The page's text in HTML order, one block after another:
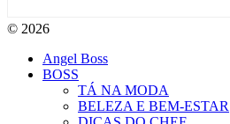
© 2026
Angel Boss
BOSS
TÁ NA MODA
BELEZA E BEM-ESTAR